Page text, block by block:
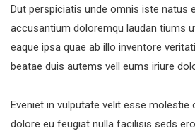
Dut perspiciatis unde omnis iste natus
accusantium doloremqu laudan tiums
eaque ipsa quae ab illo inventore
beatae duis autems vell eums iriure
Eveniet in vulputate velit esse molestie
dolore eu feugiat nulla facilisis seds